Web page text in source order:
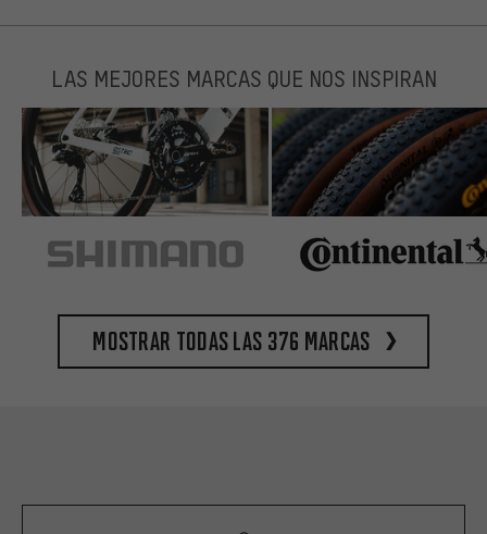
LAS MEJORES MARCAS QUE NOS INSPIRAN
Mostrar todas las 376 marcas